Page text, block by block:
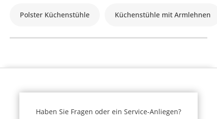
Polster Küchenstühle Küchenstühle mit Armlehnen
Haben Sie Fragen oder ein Service-Anliegen?